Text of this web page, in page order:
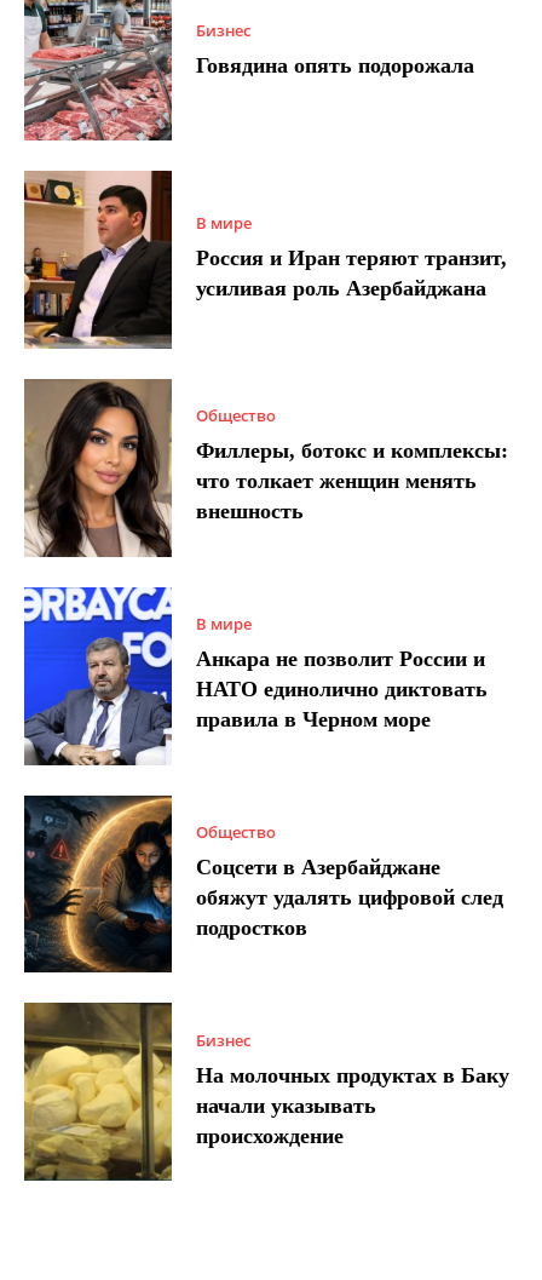
Бизнес
Говядина опять подорожала
В мире
Россия и Иран теряют транзит,
усиливая роль Азербайджана
Общество
Филлеры, ботокс и комплексы:
что толкает женщин менять
внешность
В мире
Анкара не позволит России и
НАТО единолично диктовать
правила в Черном море
Общество
Соцсети в Азербайджане
обяжут удалять цифровой след
подростков
Бизнес
На молочных продуктах в Баку
начали указывать
происхождение